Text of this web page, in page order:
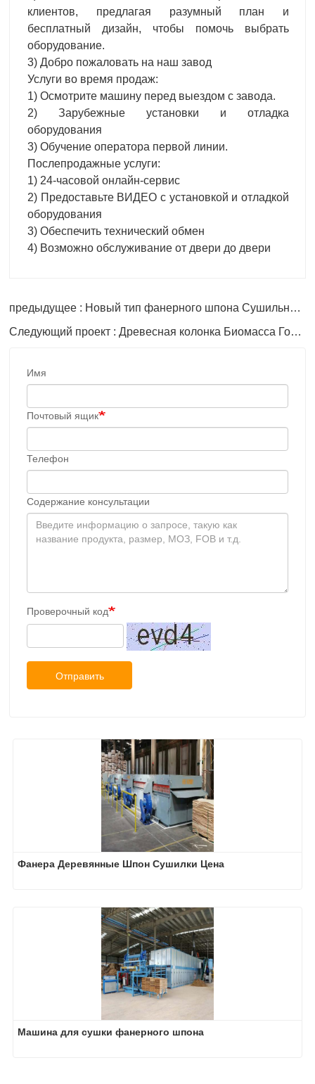
клиентов, предлагая разумный план и
бесплатный дизайн, чтобы помочь выбрать
оборудование.
3) Добро пожаловать на наш завод
Услуги во время продаж:
1) Осмотрите машину перед выездом с завода.
2) Зарубежные установки и отладка
оборудования
3) Обучение оператора первой линии.
Послепродажные услуги:
1) 24-часовой онлайн-сервис
2) Предоставьте ВИДЕО с установкой и отладкой
оборудования
3) Обеспечить технический обмен
4) Возможно обслуживание от двери до двери
предыдущее : Новый тип фанерного шпона Сушильная машина линия
Следующий проект : Древесная колонка Биомасса Горелка Шпон Сушилка Машина
Имя
Почтовый ящик
Телефон
Содержание консультации
Проверочный код
Отправить
Фанера Деревянные Шпон Сушилки Цена
Машина для сушки фанерного шпона